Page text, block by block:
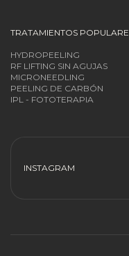
TRATAMIENTOS
HYDROPEELING
RF LIFTING SIN AGUJAS
MICRONEEDLING
PEELING DE CARBÓN
IPL - FOTOTERAPIA
INSTAGRAM